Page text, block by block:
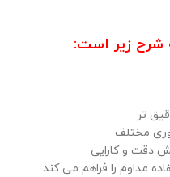
شرح زیر است:
تر
مختلف
دقت و کارایی